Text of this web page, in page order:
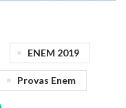
ENEM 2019
Provas Enem